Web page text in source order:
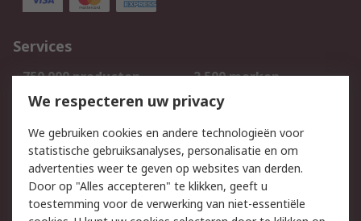
Services
750.000 producten
2.500 merken
Bestellen
Inkoopoplossingen
Track & Trace
Wettelijk
Cookiebeleid Email veiligheid
We respecteren uw privacy
We gebruiken cookies en andere technologieën voor
statistische gebruiksanalyses, personalisatie en om
advertenties weer te geven op websites van derden.
Door op "Alles accepteren" te klikken, geeft u
toestemming voor de verwerking van niet-essentiële